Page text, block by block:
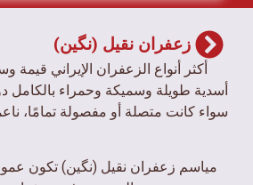
زعفران نقیل (نگین)
أكثر أنواع الزعفران الإيراني قيمة
أسدية طويلة وسميكة وحمراء بالكامل
سواء كانت متصلة أو مفصولة تمامًا،
مياسم زعفران نقیل (نگین) تكون